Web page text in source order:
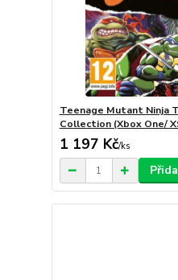
Teenage Mutant Ninja
Collection (Xbox One/
1 197 Kč/ks